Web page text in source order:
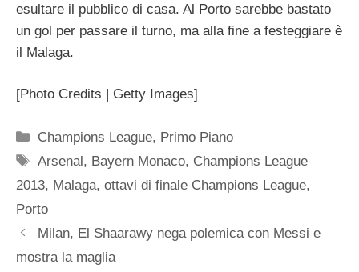
esultare il pubblico di casa. Al Porto sarebbe bastato
un gol per passare il turno, ma alla fine a festeggiare è
il Malaga.
[Photo Credits | Getty Images]
Categorie
Champions League, Primo Piano
Tag
Arsenal, Bayern Monaco, Champions League
2013, Malaga, ottavi di finale Champions League,
Porto
Milan, El Shaarawy nega polemica con Messi e
mostra la maglia